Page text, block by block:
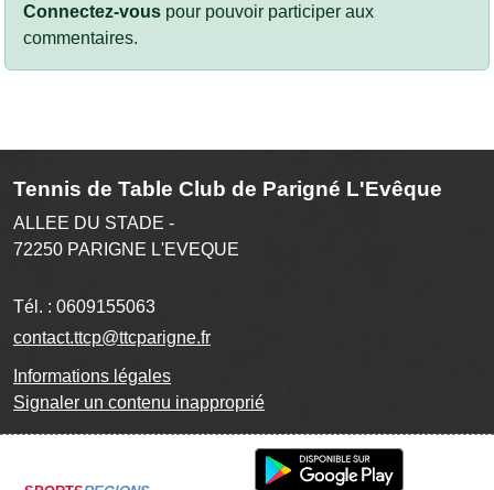
Connectez-vous pour pouvoir participer aux
commentaires.
Tennis de Table Club de Parigné L'Evêque
ALLEE DU STADE -
72250 PARIGNE L'EVEQUE
Tél. : 0609155063
contact.ttcp@ttcparigne.fr
Informations légales
Signaler un contenu inapproprié